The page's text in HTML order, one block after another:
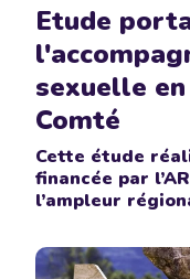
Etude
sexuelle
Comté
Cette étude
financée par
l’ampleur